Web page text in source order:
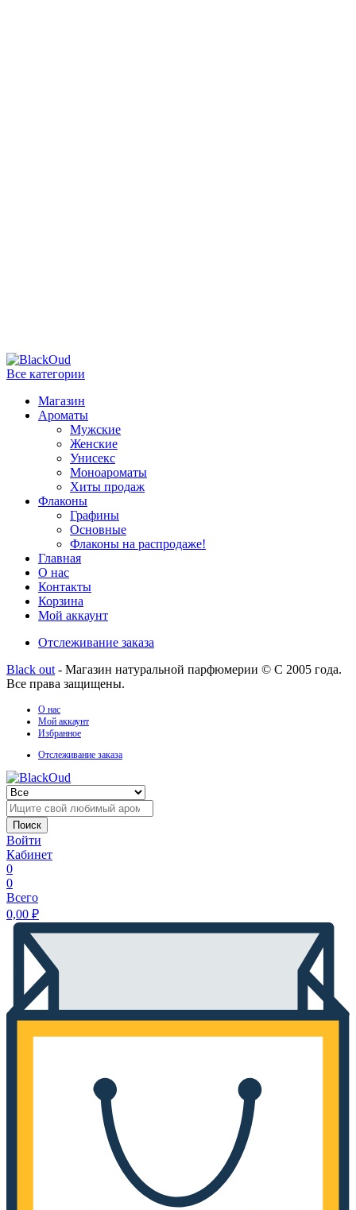
Все категории
Магазин
Ароматы
Мужские
Женские
Унисекс
Моноароматы
Хиты продаж
Флаконы
Графины
Основные
Флаконы на распродаже!
Главная
О нас
Контакты
Корзина
Мой аккаунт
Отслеживание заказа
Black out - Магазин натуральной парфюмерии © С 2005 года.
Все права защищены.
О нас
Мой аккаунт
Избранное
Отслеживание заказа
Поиск
Войти
Кабинет
0
0
Всего
0,00 ₽